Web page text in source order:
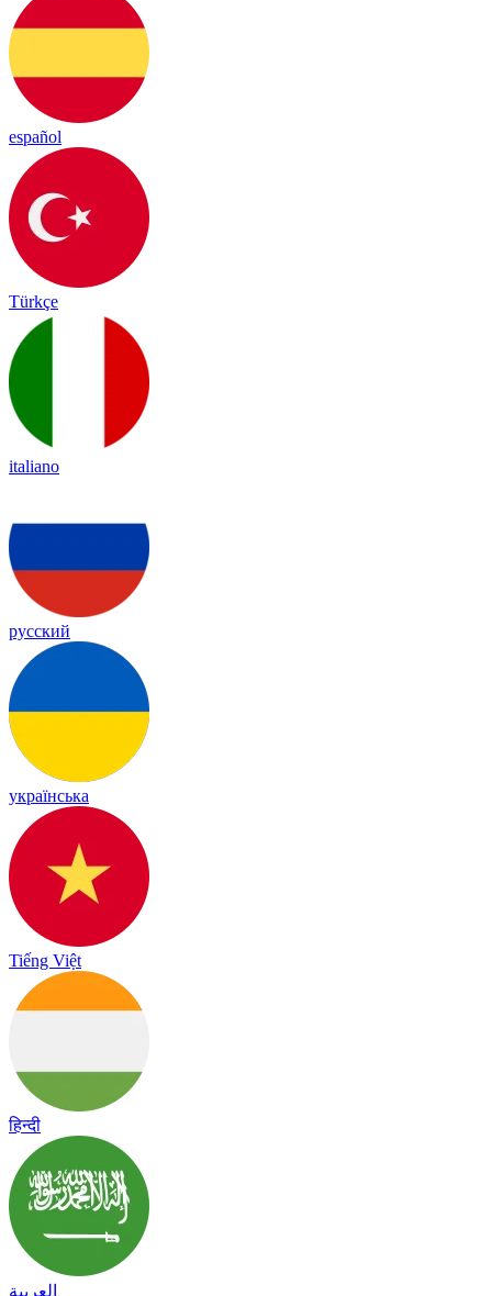
español
Türkçe
italiano
русский
українська
Tiếng Việt
हिन्दी
العربية